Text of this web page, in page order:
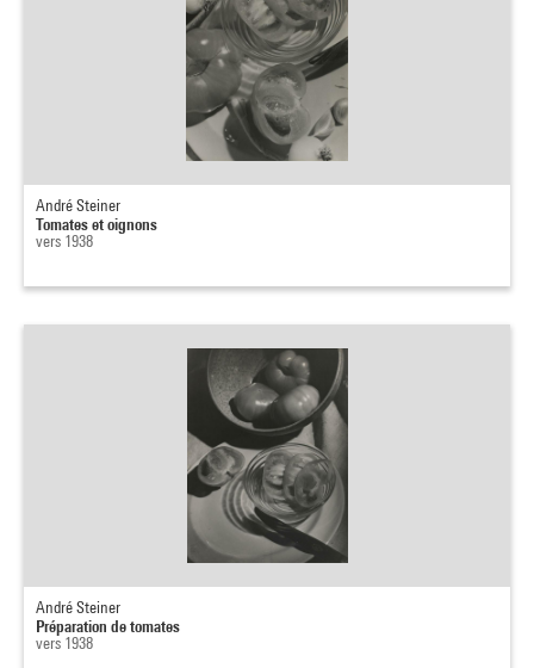
André Steiner
Tomates et oignons
vers 1938
André Steiner
Préparation de tomates
vers 1938